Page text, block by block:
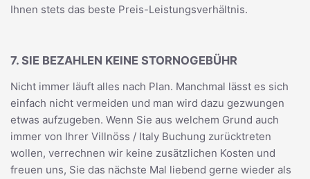
Ihnen stets das beste Preis-Leistungsverhältnis.
7. SIE BEZAHLEN KEINE STORNOGEBÜHR
Nicht immer läuft alles nach Plan. Manchmal lässt es sich
einfach nicht vermeiden und man wird dazu gezwungen
etwas aufzugeben. Wenn Sie aus welchem Grund auch
immer von Ihrer Villnöss / Italy Buchung zurücktreten
wollen, verrechnen wir keine zusätzlichen Kosten und
freuen uns, Sie das nächste Mal liebend gerne wieder als